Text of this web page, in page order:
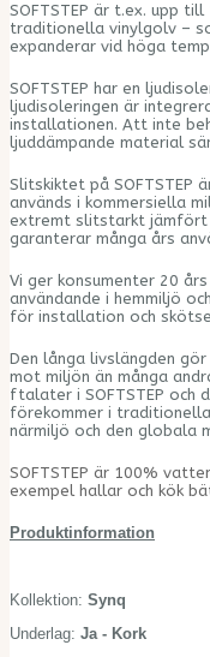
SOFTSTEP är t.ex. upp
traditionella vinylgolv –
expanderar vid höga
SOFTSTEP har en
ljudisoleringen är
installationen. Att inte
ljuddämpande material
Slitskiktet på SOFTSTEP
används i kommersiella
extremt slitstarkt jämfört
garanterar många års
Vi ger konsumenter 20 års
användande i hemmiljö
för installation och
Den långa livslängden
mot miljön än många
ftalater i SOFTSTEP och
förekommer i
närmiljö och den globala
SOFTSTEP är 100%
exempel hallar och kök
Produktinformation
Kollektion: Synq
Underlag: Ja - Kork